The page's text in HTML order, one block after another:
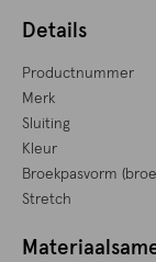
Details
Productnummer
Merk
Sluiting
Kleur
Broekpasvorm
Stretch